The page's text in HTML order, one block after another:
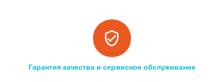
Гарантия качества и сервисное обслуживание